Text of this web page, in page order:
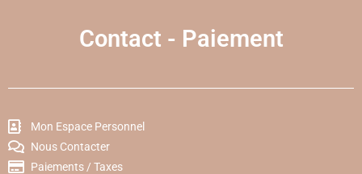
Contact - Paiement
Mon Espace Personnel
Nous Contacter
Paiements / Taxes